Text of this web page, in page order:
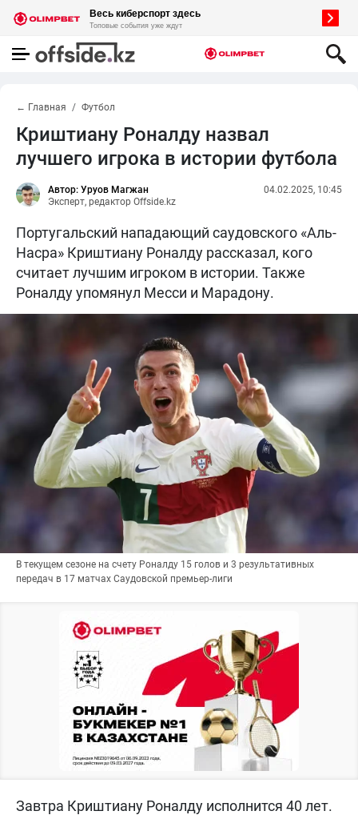
← Главная Футбол
Криштиану Роналду назвал
лучшего игрока в истории футбола
Автор: Уруов Магжан
Эксперт, редактор Offside.kz
04.02.2025, 10:45
Португальский нападающий саудовского «Аль-
Насра» Криштиану Роналду рассказал, кого
считает лучшим игроком в истории. Также
Роналду упомянул Месси и Марадону.
В текущем сезоне на счету Роналду 15 голов и 3 результативных
передач в 17 матчах Саудовской премьер-лиги
Завтра Криштиану Роналду исполнится 40 лет.